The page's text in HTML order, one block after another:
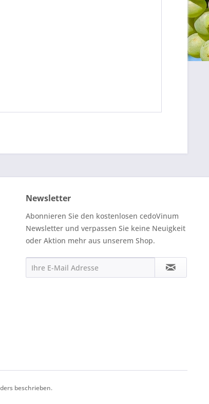
Newsletter
Abonnieren Sie den kostenlosen cedoVinum
Newsletter und verpassen Sie keine Neuigkeit
oder Aktion mehr aus unserem Shop.
beschrieben.